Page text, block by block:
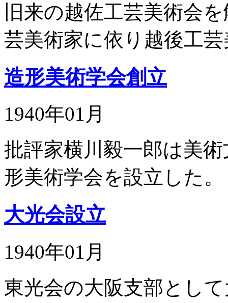
旧来の越佐工芸美術会
芸美術家に依り越後工
造形美術学会創立
1940年01月
批評家横川毅一郎は美
形美術学会を設立した。
大光会設立
1940年01月
東光会の大阪支部とし